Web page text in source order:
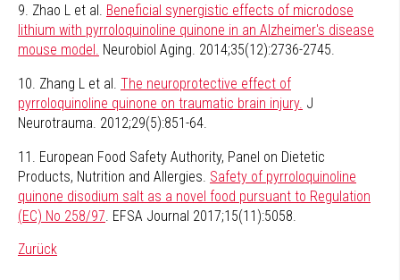
9. Zhao L et al. Beneficial synergistic effects of microdose
lithium with pyrroloquinoline quinone in an Alzheimer's disease
mouse model. Neurobiol Aging. 2014;35(12):2736-2745.
10. Zhang L et al. The neuroprotective effect of
pyrroloquinoline quinone on traumatic brain injury. J
Neurotrauma. 2012;29(5):851-64.
11. European Food Safety Authority, Panel on Dietetic
Products, Nutrition and Allergies. Safety of pyrroloquinoline
quinone disodium salt as a novel food pursuant to Regulation
(EC) No 258/97 . EFSA Journal 2017;15(11):5058.
Zurück